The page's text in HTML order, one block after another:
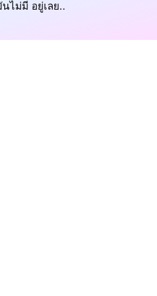
ไม่มี อยู่เลย..